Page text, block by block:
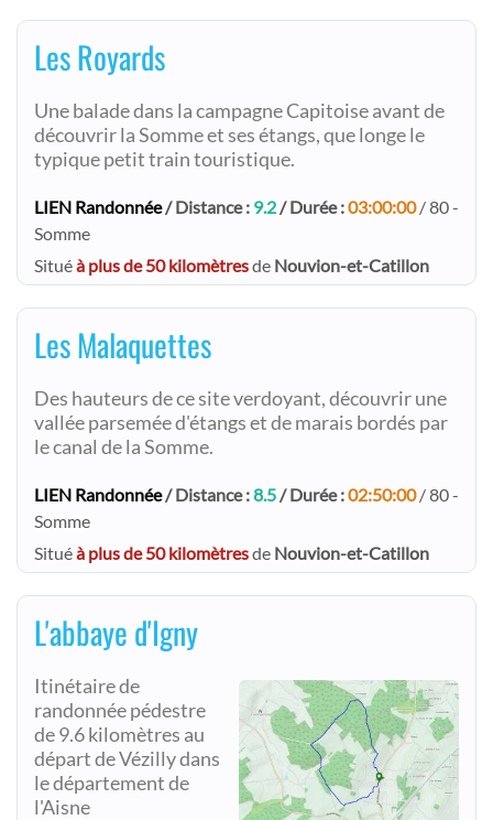
Les Royards
Une balade dans la campagne Capitoise avant de
découvrir la Somme et ses étangs, que longe le
typique petit train touristique.
LIEN Randonnée/ Distance : 9.2/ Durée :03:00:00/ 80 -
Somme
Situéà plus de 50 kilomètresde Nouvion-et-Catillon
Les Malaquettes
Des hauteurs de ce site verdoyant, découvrir une
vallée parsemée d'étangs et de marais bordés par
le canal de la Somme.
LIEN Randonnée/ Distance :8.5/ Durée :02:50:00/ 80 -
Somme
Situéà plus de 50 kilomètresde Nouvion-et-Catillon
L'abbaye d'Igny
Itinétaire de
randonnée pédestre
de 9.6 kilomètres au
départ de Vézilly dans
le département de
l'Aisne